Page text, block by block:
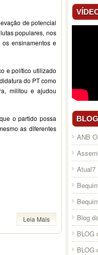
de potencial
populares, nos
ensinamentos e
e político utilizado
do PT como
militou e ajudou
o partido possa
as diferentes
Leia Mais
ANB
Atual7
Blog
BLOG
BLOG